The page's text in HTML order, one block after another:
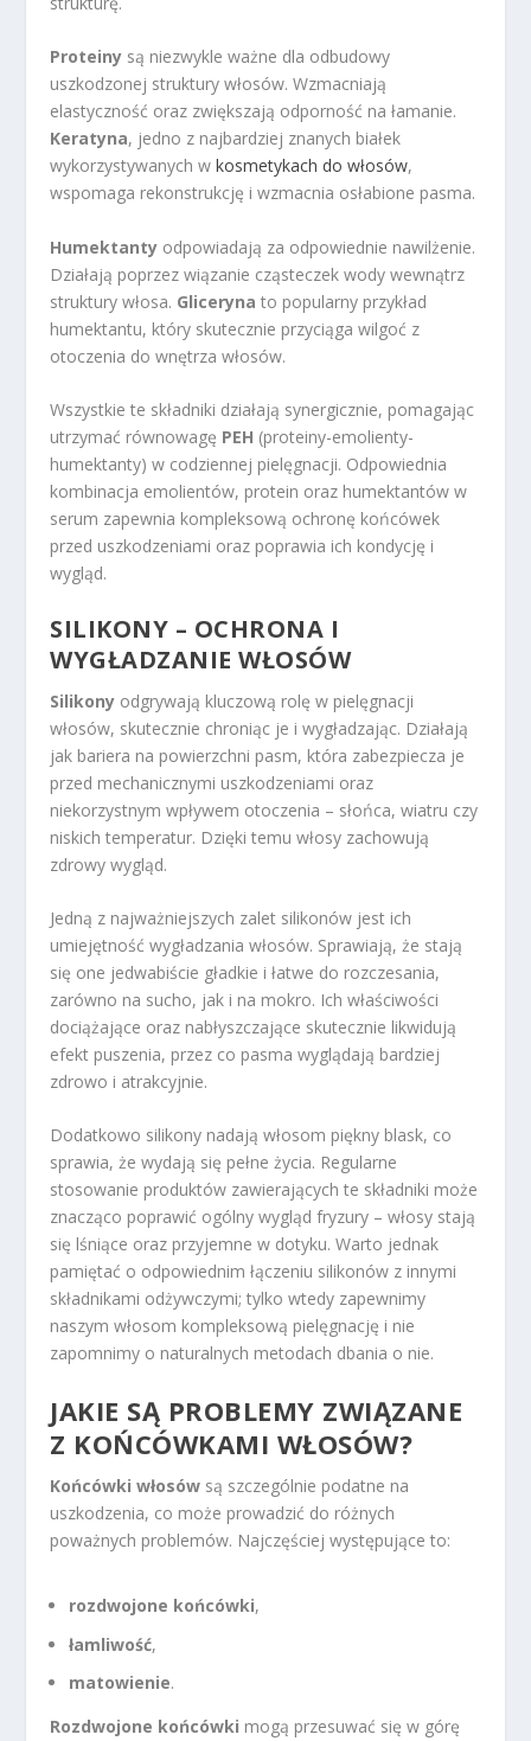
Proteiny są niezwykle ważne dla odbudowy
uszkodzonej struktury włosów. Wzmacniają
elastyczność oraz zwiększają odporność na łamanie.
Keratyna, jedno z najbardziej znanych białek
wykorzystywanych wkosmetykach do włosów,
wspomaga rekonstrukcję i wzmacnia osłabione pasma.
Humektanty odpowiadają za odpowiednie nawilżenie.
Działają poprzez wiązanie cząsteczek wody wewnątrz
struktury włosa. Gliceryna to popularny przykład
humektantu, który skutecznie przyciąga wilgoć z
otoczenia do wnętrza włosów.
Wszystkie te składniki działają synergicznie, pomagając
utrzymać równowagę PEH (proteiny-emolienty-
humektanty) w codziennej pielęgnacji. Odpowiednia
kombinacja emolientów, protein oraz humektantów w
serum zapewnia kompleksową ochronę końcówek
przed uszkodzeniami oraz poprawia ich kondycję i
wygląd.
SILIKONY – OCHRONA I
WYGŁADZANIE WŁOSÓW
Silikony odgrywają kluczową rolę w pielęgnacji
włosów, skutecznie chroniąc je i wygładzając. Działają
jak bariera na powierzchni pasm, która zabezpiecza je
przed mechanicznymi uszkodzeniami oraz
niekorzystnym wpływem otoczenia – słońca, wiatru czy
niskich temperatur. Dzięki temu włosy zachowują
zdrowy wygląd.
Jedną z najważniejszych zalet silikonów jest ich
umiejętność wygładzania włosów. Sprawiają, że stają
się one jedwabiście gładkie i łatwe do rozczesania,
zarówno na sucho, jak i na mokro. Ich właściwości
dociążające oraz nabłyszczające skutecznie likwidują
efekt puszenia, przez co pasma wyglądają bardziej
zdrowo i atrakcyjnie.
Dodatkowo silikony nadają włosom piękny blask, co
sprawia, że wydają się pełne życia. Regularne
stosowanie produktów zawierających te składniki może
znacząco poprawić ogólny wygląd fryzury – włosy stają
się lśniące oraz przyjemne w dotyku. Warto jednak
pamiętać o odpowiednim łączeniu silikonów z innymi
składnikami odżywczymi; tylko wtedy zapewnimy
naszym włosom kompleksową pielęgnację i nie
zapomnimy o naturalnych metodach dbania o nie.
JAKIE SĄ PROBLEMY ZWIĄZANE
Z KOŃCÓWKAMI WŁOSÓW?
Końcówki włosów są szczególnie podatne na
uszkodzenia, co może prowadzić do różnych
poważnych problemów. Najczęściej występujące to:
rozdwojone końcówki,
łamliwość,
matowienie.
Rozdwojone końcówki mogą przesuwać się w górę